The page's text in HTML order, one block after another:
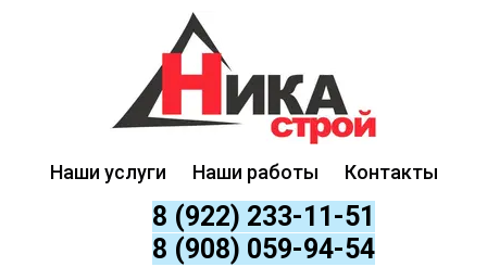
Наши услуги Наши работы Контакты
8 (922) 233-11-51
8 (908) 059-94-54